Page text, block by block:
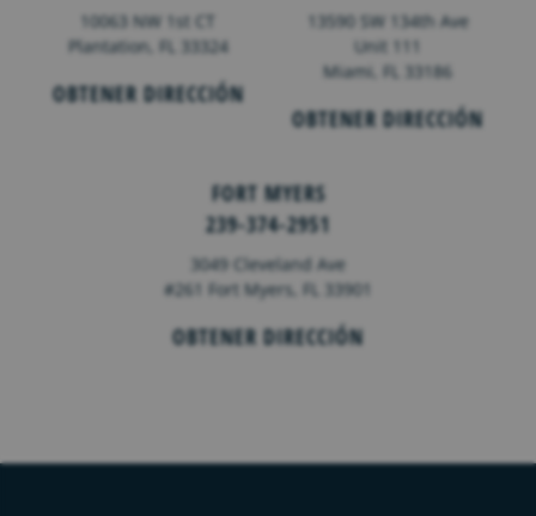
10063 NW 1st CT
Plantation, FL 33324
OBTENER DIRECCIÓN
13590 SW 134th Ave
Unit 111
Miami, FL 33186
OBTENER DIRECCIÓN
FORT MYERS
239-374-2951
3049 Cleveland Ave
#261 Fort Myers, FL 33901
OBTENER DIRECCIÓN